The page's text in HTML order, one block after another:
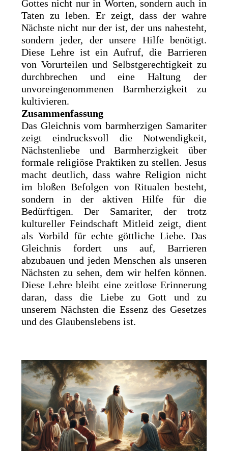
Gottes nicht nur in Worten, sondern auch in
Taten zu leben. Er zeigt, dass der wahre
Nächste nicht nur der ist, der uns nahesteht,
sondern jeder, der unsere Hilfe benötigt.
Diese Lehre ist ein Aufruf, die Barrieren
von Vorurteilen und Selbstgerechtigkeit zu
durchbrechen und eine Haltung der
unvoreingenommenen Barmherzigkeit zu
kultivieren.
Zusammenfassung
Das Gleichnis vom barmherzigen Samariter
zeigt eindrucksvoll die Notwendigkeit,
Nächstenliebe und Barmherzigkeit über
formale religiöse Praktiken zu stellen. Jesus
macht deutlich, dass wahre Religion nicht
im bloßen Befolgen von Ritualen besteht,
sondern in der aktiven Hilfe für die
Bedürftigen. Der Samariter, der trotz
kultureller Feindschaft Mitleid zeigt, dient
als Vorbild für echte göttliche Liebe. Das
Gleichnis fordert uns auf, Barrieren
abzubauen und jeden Menschen als unseren
Nächsten zu sehen, dem wir helfen können.
Diese Lehre bleibt eine zeitlose Erinnerung
daran, dass die Liebe zu Gott und zu
unserem Nächsten die Essenz des Gesetzes
und des Glaubenslebens ist.